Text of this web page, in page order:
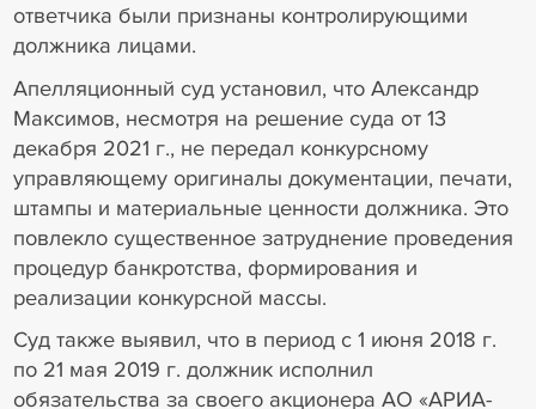
ответчика были признаны контролирующими
должника лицами.
Апелляционный суд установил, что Александр
Максимов, несмотря на решение суда от 13
декабря 2021 г., не передал конкурсному
управляющему оригиналы документации, печати,
штампы и материальные ценности должника. Это
повлекло существенное затруднение проведения
процедур банкротства, формирования и
реализации конкурсной массы.
Суд также выявил, что в период с 1 июня 2018 г.
по 21 мая 2019 г. должник исполнил
обязательства за своего акционера АО «АРИА-